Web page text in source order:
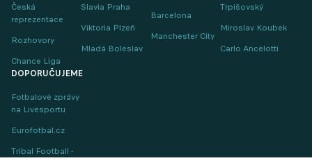
Česká
reprezentace
Rozhovory
Chance Liga
Slavia Praha
Viktoria Plzeň
Mladá Boleslav
Barcelona
Manchester City
Trpišovský
Miroslav Koubek
Carlo Ancelotti
DOPORUČUJEME
Fotbalové zprávy
na Livesportu
Eurofotbal.cz
Tribal Football -